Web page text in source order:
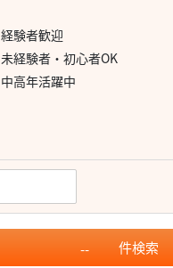
経験者歓迎
未経験者・初心者OK
中高年活躍中
-- 件検索